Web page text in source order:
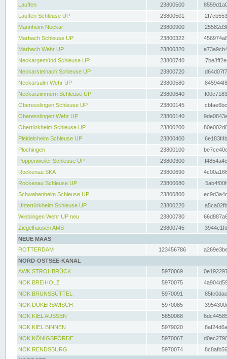
Lauffen
23800500
Lauffen Schleuse UP
23800501
Mannheim Neckar
23800900
Marbach Schleuse UP
23800322
Marbach Wehr UP
23800320
Neckargemünd Schleuse UP
23800740
Neckarsteinach Schleuse UP
23800720
Neckarsulm Wehr UP
23800580
Neckarzimmern Schleuse UP
23800640
Oberesslingen Schleuse UP
23800145
Oberesslingen Wehr UP
23800140
Obertürkheim Schleuse UP
23800200
Pleidelsheim Schleuse UP
23800400
Plochingen
23800100
Poppenweiler Schleuse UP
23800300
Rockenau SKA
23800690
Rockenau Schleuse UP
23800680
Schwabenheim Schleuse UP
23800800
Untertürkheim Schleuse UP
23800220
Wieblingen Wehr UP neu
23800780
Ziegelhausen AMS
23800745
NEUE MAAS
ROTTERDAM
123456786
NORD-OSTSEE-KANAL
AWK STROHBRÜCK
5970069
NOK BREIHOLZ
5970075
NOK BRUNSBÜTTEL
5970091
NOK DÜKERSWISCH
5970085
NOK KIEL AUSSEN
5650068
NOK KIEL BINNEN
5979020
NOK KÖNIGSFÖRDE
5970067
NOK RENDSBURG
5970074